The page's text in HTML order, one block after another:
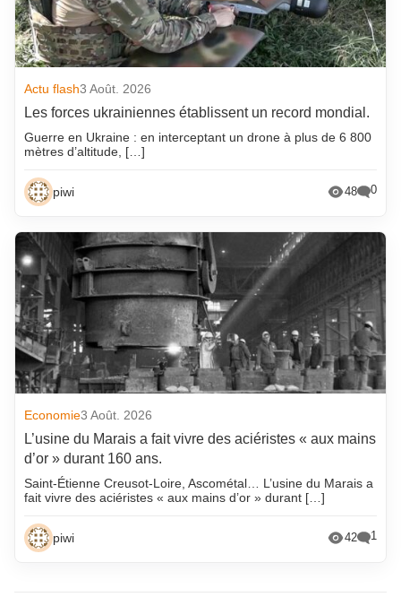
Actu flash3 Août. 2026
Les forces ukrainiennes établissent un record mondial.
Guerre en Ukraine : en interceptant un drone à plus de 6 800
mètres d’altitude, […]
piwi 48 0
Economie3 Août. 2026
L’usine du Marais a fait vivre des aciéristes « aux mains
d’or » durant 160 ans.
Saint-Étienne Creusot-Loire, Ascométal… L’usine du Marais a
fait vivre des aciéristes « aux mains d’or » durant […]
piwi 42 1